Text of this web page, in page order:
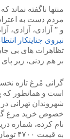
منتها ناگفته
مردم دست به
و ” آزادی، آزادی،
نیروی جنایتکار
تظاهرات های بی
بر هم زدنی، زیر
گرانی مُرغ تازه
است و همانطور که
شهروندان تهرانی در
به